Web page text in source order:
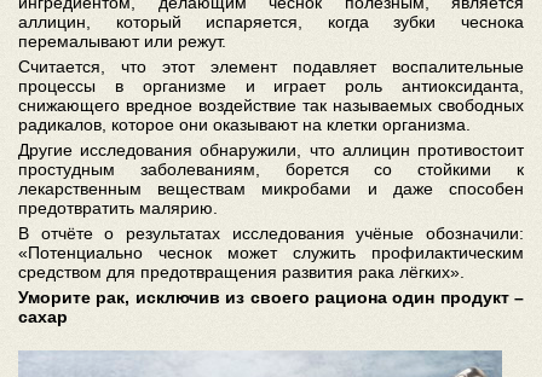
аллицин, который испаряется, когда зубки чеснока
перемалывают или режут.
Считается, что этот элемент подавляет воспалительные
процессы в организме и играет роль антиоксиданта,
снижающего вредное воздействие так называемых свободных
радикалов, которое они оказывают на клетки организма.
Другие исследования обнаружили, что аллицин противостоит
простудным заболеваниям, борется со стойкими к
лекарственным веществам микробами и даже способен
предотвратить малярию.
В отчёте о результатах исследования учёные обозначили:
«Потенциально чеснок может служить профилактическим
средством для предотвращения развития рака лёгких».
Уморите рак, исключив из своего рациона один продукт –
сахар